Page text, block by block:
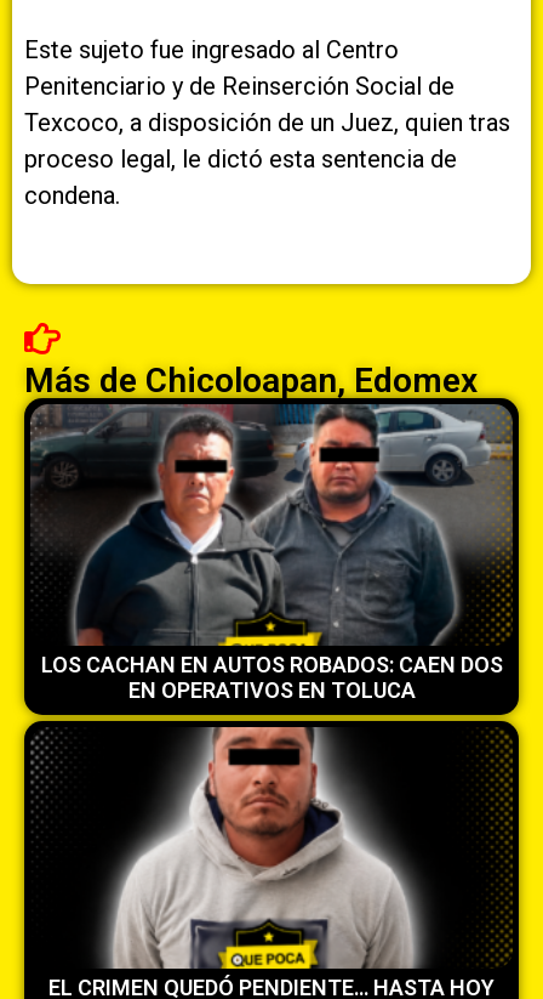
Este sujeto fue ingresado al Centro
Penitenciario y de Reinserción Social de
Texcoco, a disposición de un Juez, quien tras
proceso legal, le dictó esta sentencia de
condena.
Más de Chicoloapan, Edomex
LOS CACHAN EN AUTOS ROBADOS: CAEN DOS
EN OPERATIVOS EN TOLUCA
EL CRIMEN QUEDÓ PENDIENTE… HASTA HOY